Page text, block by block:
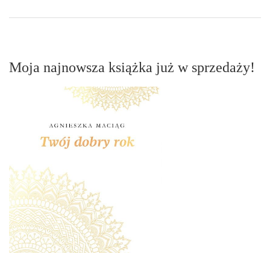
Moja najnowsza książka już w sprzedaży!